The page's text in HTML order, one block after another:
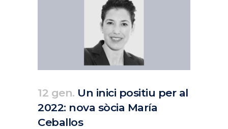
12 gen. Un inici positiu per al
2022: nova sòcia María
Ceballos